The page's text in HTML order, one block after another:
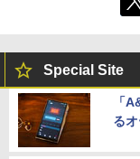
Special Site
「
る